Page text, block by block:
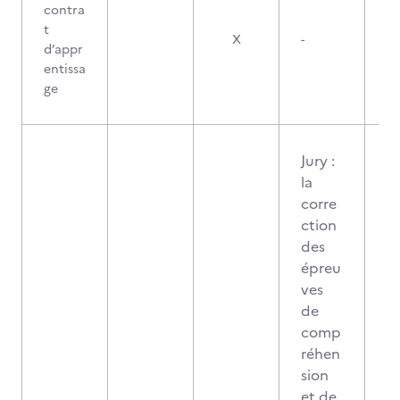
contra
t
d’appr
entissa
ge
X -
Jury :
la
corre
ction
des
épreu
ves
de
comp
réhen
sion